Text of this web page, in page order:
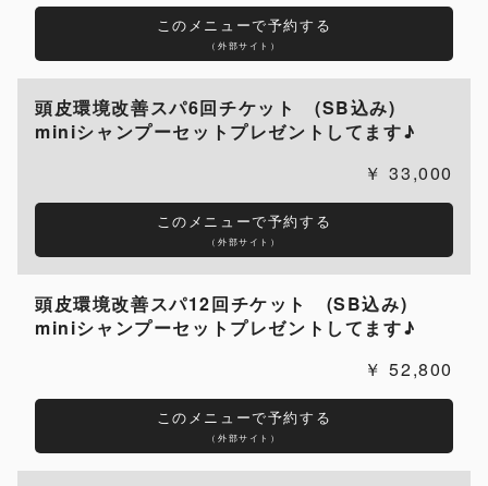
このメニューで予約する
（外部サイト）
頭皮環境改善スパ6回チケット (SB込み)
miniシャンプーセットプレゼントしてます♪
33,000
このメニューで予約する
（外部サイト）
頭皮環境改善スパ12回チケット (SB込み)
miniシャンプーセットプレゼントしてます♪
52,800
このメニューで予約する
（外部サイト）